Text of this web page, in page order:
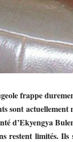
frappe
sont actuellement
d’Ekyengya
restent limités.